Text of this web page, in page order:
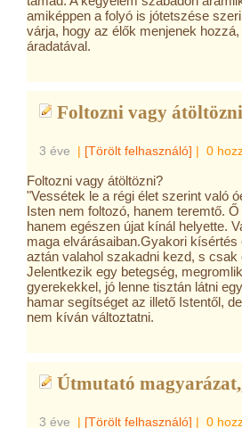
amiképpen a folyó is jótetszése
várja, hogy az élők menjenek
áradatával.
Foltozni vagy
3 éve | [Törölt felhasználó] | 0
Foltozni vagy átöltözni?
"Vessétek le a régi élet szerint való
Isten nem foltozó, hanem teremtő.
hanem egészen újat kínál helyette.
maga elvárásaiban.Gyakori kísértés
aztán valahol szakadni kezd, s csak
Jelentkezik egy betegség,
gyerekekkel, jó lenne tisztán látni
hamar segítséget az illető Istentől,
nem kíván változtatni.
Útmutató
3 éve | [Törölt felhasználó] | 0